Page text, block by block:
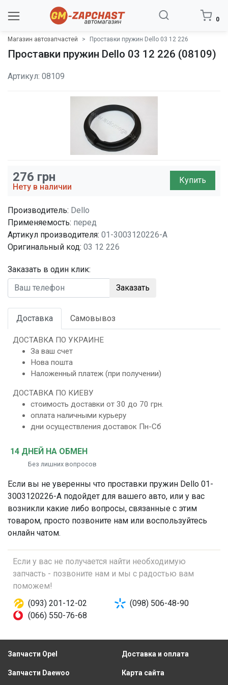
0
Магазин автозапчастей Проставки пружин Dello 03 12 226
Проставки пружин Dello 03 12 226 (08109)
Артикул: 08109
276 грн
Нету в наличии
Купить
Производитель: Dello
Применяемость: перед
Артикул производителя: 01-3003120226-A
Оригинальный код: 03 12 226
Заказать в один клик:
Заказать
Доставка Самовывоз
ДОСТАВКА ПО УКРАИНЕ
За ваш счет
Нова пошта
Наложенный платеж (при получении)
ДОСТАВКА ПО КИЕВУ
стоимость доставки от 30 до 70 грн.
оплата наличными курьеру
дни осуществления доставок Пн-Сб
14 ДНЕЙ НА ОБМЕН
Без лишних вопросов
Если вы не уверенны что проставки пружин Dello 01-
3003120226-A подойдет для вашего авто, или у вас
возникли какие либо вопросы, связанные с этим
товаром, просто позвоните нам или воспользуйтесь
онлайн чатом.
Если у вас не получается найти необходимую
запчасть - позвоните нам и мы с радостью вам
поможем!
(093) 201-12-02
(098) 506-48-90
(066) 550-76-68
Запчасти Opel
Запчасти Daewoo
Доставка и оплата
Карта сайта